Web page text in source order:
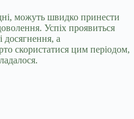
можуть швидко принести
Успіх проявиться
досягнення, а
скористатися цим періодом,